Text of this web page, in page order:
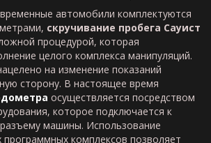
автомобили комплектуются
скручивание пробега Сауист
процедурой, которая
целого комплекса манипуляций.
на изменение показаний
сторону. В настоящее время
осуществляется посредством
которое подключается к
машины. Использование
комплексов позволяет